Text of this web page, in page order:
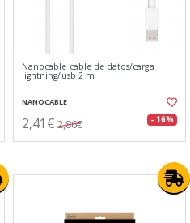
Nanocable cable de datos/carga
lightning/usb 2 m
NANOCABLE
2,41€ 2,86€ - 16%